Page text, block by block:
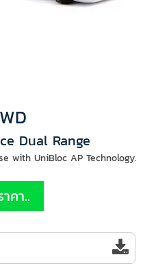
Dual Range
with UniBloc AP Technology.
คา..